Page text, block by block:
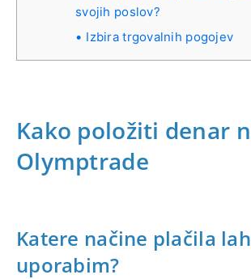
svojih poslov?
Izbira trgovalnih pogojev
Kako položiti denar
Olymptrade
Katere načine plačila
uporabim?